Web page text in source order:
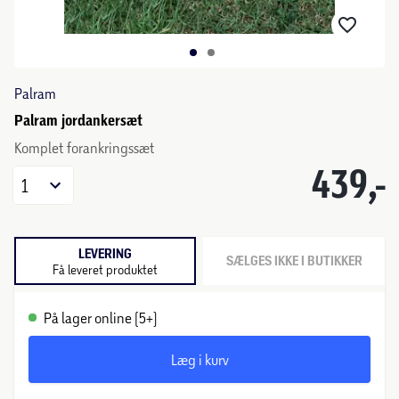
Palram
Palram jordankersæt
Komplet forankringssæt
439,-
1
LEVERING
Få leveret produktet SÆLGES IKKE I BUTIKKER
På lager online (5+)
Læg i kurv